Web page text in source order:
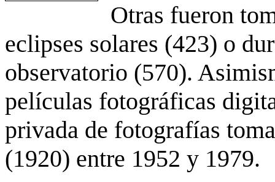
Otras fueron
eclipses solares (423) o
observatorio (570).
películas fotográficas
privada de fotografías
(1920) entre 1952 y 1979.